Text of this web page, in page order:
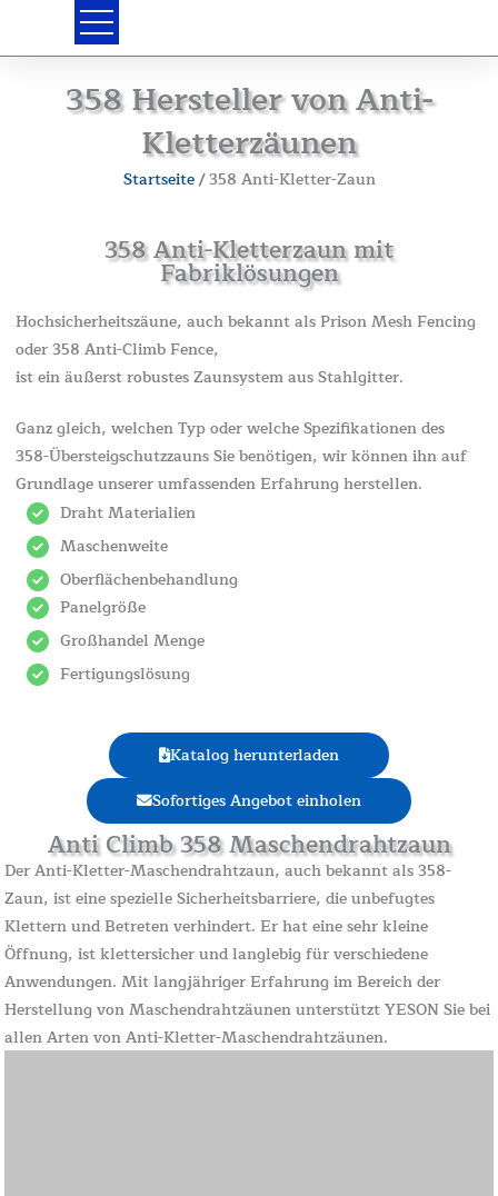
358 Hersteller von Anti-
Kletterzäunen
Startseite/ 358 Anti-Kletter-Zaun
358 Anti-Kletterzaun mit
Fabriklösungen
Hochsicherheitszäune, auch bekannt als Prison Mesh Fencing
oder 358 Anti-Climb Fence,
ist ein äußerst robustes Zaunsystem aus Stahlgitter.
Ganz gleich, welchen Typ oder welche Spezifikationen des
358-Übersteigschutzzauns Sie benötigen, wir können ihn auf
Grundlage unserer umfassenden Erfahrung herstellen.
Draht Materialien
Maschenweite
Oberflächenbehandlung
Panelgröße
Großhandel Menge
Fertigungslösung
Katalog herunterladen
Sofortiges Angebot einholen
Anti Climb 358 Maschendrahtzaun
Der Anti-Kletter-Maschendrahtzaun, auch bekannt als 358-
Zaun, ist eine spezielle Sicherheitsbarriere, die unbefugtes
Klettern und Betreten verhindert. Er hat eine sehr kleine
Öffnung, ist klettersicher und langlebig für verschiedene
Anwendungen. Mit langjähriger Erfahrung im Bereich der
Herstellung von Maschendrahtzäunen unterstützt YESON Sie bei
allen Arten von Anti-Kletter-Maschendrahtzäunen.